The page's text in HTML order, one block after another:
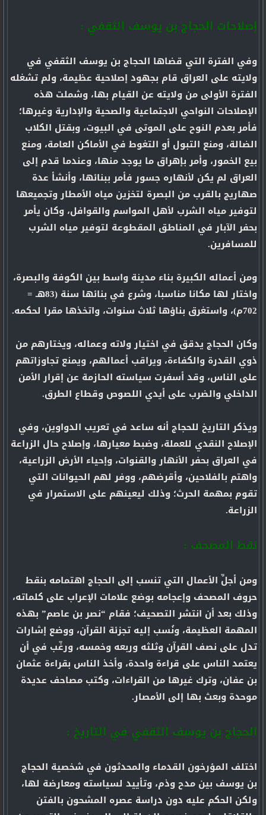
إصلاحات الحجاج بن يوسف الثقفي :
وفي الفترة التي قضاها الحجاج بن يوسف الثقفي في
ولايته على العراق قام بجهود إصلاحية عظيمة، ولم تشغله
الفترة الأولى من ولايته عن القيام بها، وشملت هذه
الإصلاحات النواحي الاجتماعية والصحية والإدارية وغيرها؛
فأمر بعدم النوح على الموتى في البيوت، وبقتل الكلاب
الضالة، ومنع التبول أو التغوط في الأماكن العامة، ومنع
بيع الخمور، وأمر بإهراق ما يوجد منها، وعندما قدم إلى
العراق لم يكن لأنهاره جسور فأمر ببنائها، وأنشأ عدة
صهاريج بالقرب من البصرة لتخزين مياه الأمطار وتجميعها
لتوفير مياه الشرب لأهل المواسم والقوافل، وكان يأمر
بحفر الآبار في المناطق المقطوعة لتوفير مياه الشرب
للمسافرين.
ومن أعماله الكبيرة بناء مدينة واسط بين الكوفة والبصرة،
واختار لها مكانا مناسبا، وشرع في بنائها سنة (83هـ =
702م)، واستغرق بناؤها ثلاث سنوات، واتخذها مقرا لحكمه.
وكان الحجاج يدقق في اختيار ولاته وعماله، ويختارهم من
ذوي القدرة والكفاءة، ويراقب أعمالهم، ويمنع تجاوزاتهم
على الناس، وقد أسفرت سياسته الحازمة عن إقرار الأمن
الداخلي والضرب على أيدي اللصوص وقطاع الطرق.
ويذكر التاريخ للحجاج أنه ساعد في تعريب الدواوين، وفي
الإصلاح النقدي للعملة، وضبط معيارها، وإصلاح حال الزراعة
في العراق بحفر الأنهار والقنوات، وإحياء الأرض الزراعية،
واهتم بالفلاحين، وأقرضهم، ووفر لهم الحيوانات التي
تقوم بمهمة الحرث؛ وذلك ليعينهم على الاستمرار في
الزراعة.
نقط المصحف :
ومن أجلِّ الأعمال التي تنسب إلى الحجاج اهتمامه بنقط
حروف المصحف وإعجامه بوضع علامات الإعراب على كلماته،
وذلك بعد أن انتشر التصحيف؛ فقام “نصر بن عاصم” بهذه
المهمة العظيمة، ونُسب إليه تجزئة القرآن، ووضع إشارات
تدل على نصف القرآن وثلثه وربعه وخمسه، ورغّب في أن
يعتمد الناس على قراءة واحدة، وأخذ الناس بقراءة عثمان
بن عفان، وترك غيرها من القراءات، وكتب مصاحف عديدة
موحدة وبعث بها إلى الأمصار.
الحجاج بن يوسف الثقفي في التاريخ :
اختلف المؤرخون القدماء والمحدثون في شخصية الحجاج
بن يوسف بين مدح وذم، وتأييد لسياسته ومعارضة لها،
ولكن الحكم عليه دون دراسة عصره المشحون بالفتن